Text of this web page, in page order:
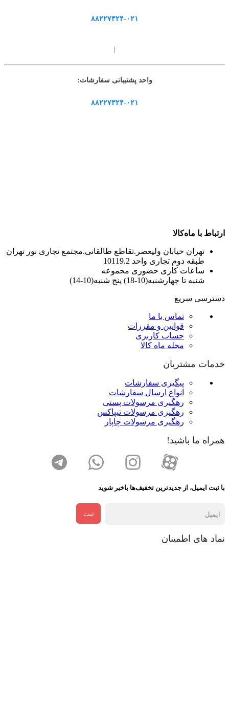
۸۸۲۲۷۳۲۴-۰۲۱
واحد پشتیبانی سفارشات:
۸۸۲۲۷۳۲۴-۰۲۱
ارتباط با ماه‌کالا
تهران خیابان ولیعصر.تقاطع طالقانی.مجتمع تجاری نور تهران
طبقه دوم تجاری واحد 10119.2
ساعات کاری حضوری مجموعه
شنبه تا چهارشنبه(10-18) پنج شنبه(10-14)
دسترسی سریع
تماس با ما
قوانین و مقررات
حساب کاربری
مجله ماه کالا
خدمات مشتریان
پیگیری سفارشات
انواع ارسال سفارشات
رهگیری مرسولات پستی
رهگیری مرسولات تیپاکس
رهگیری مرسولات چاپار
همراه ما باشید!
با ثبت ایمیل، از جدید‌ترین تخفیف‌ها با‌خبر شوید
ثبت
نماد های اطمینان